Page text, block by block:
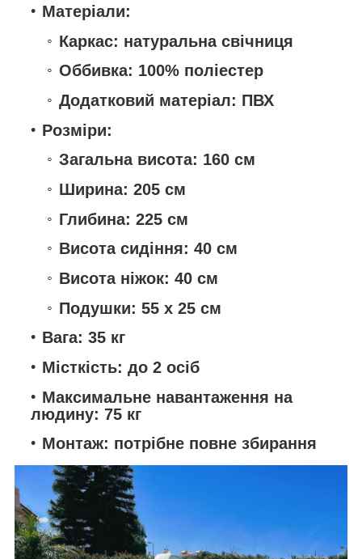
Матеріали:
Каркас: натуральна свічниця
Оббивка: 100% поліестер
Додатковий матеріал: ПВХ
Розміри:
Загальна висота: 160 см
Ширина: 205 см
Глибина: 225 см
Висота сидіння: 40 см
Висота ніжок: 40 см
Подушки: 55 x 25 см
Вага: 35 кг
Місткість: до 2 осіб
Максимальне навантаження на
людину: 75 кг
Монтаж: потрібне повне збирання